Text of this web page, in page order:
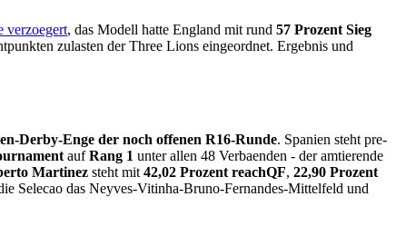
verzoegert, das Modell hatte England mit rund 57 Prozent Sieg
zulasten der Three Lions eingeordnet. Ergebnis und
Derby-Enge der noch offenen R16-Runde. Spanien steht pre-
aufRang 1 unter allen 48 Verbaenden - der amtierende
Martinez steht mit 42,02 Prozent reachQF, 22,90 Prozent
Selecao das Neyves-Vitinha-Bruno-Fernandes-Mittelfeld und